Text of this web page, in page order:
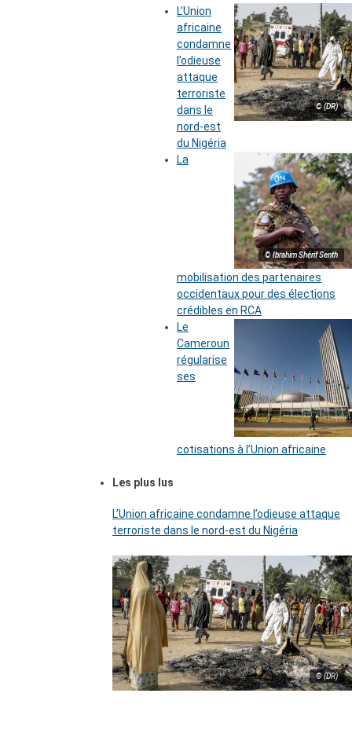
© (DR)
L’Union
africaine
condamne
l’odieuse
attaque
terroriste
dans le
nord-est
du Nigéria
© Ibrahim Shérif Senth
La
mobilisation des partenaires
occidentaux pour des élections
crédibles en RCA
Le
Cameroun
régularise
ses
cotisations à l’Union africaine
Les plus lus
L’Union africaine condamne l’odieuse attaque
terroriste dans le nord-est du Nigéria
© (DR)